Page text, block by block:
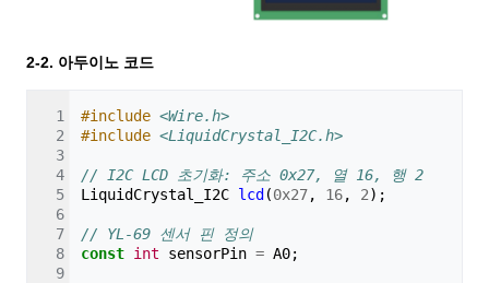
2-2. 아두이노 코드
#include <Wire.h>
#include <LiquidCrystal_I2C.h>
// I2C LCD 초기화: 주소 0x27, 열 16, 행 2
LiquidCrystal_I2C lcd (0x27, 16, 2);
// YL-69 센서 핀 정의
const int sensorPin = A0;